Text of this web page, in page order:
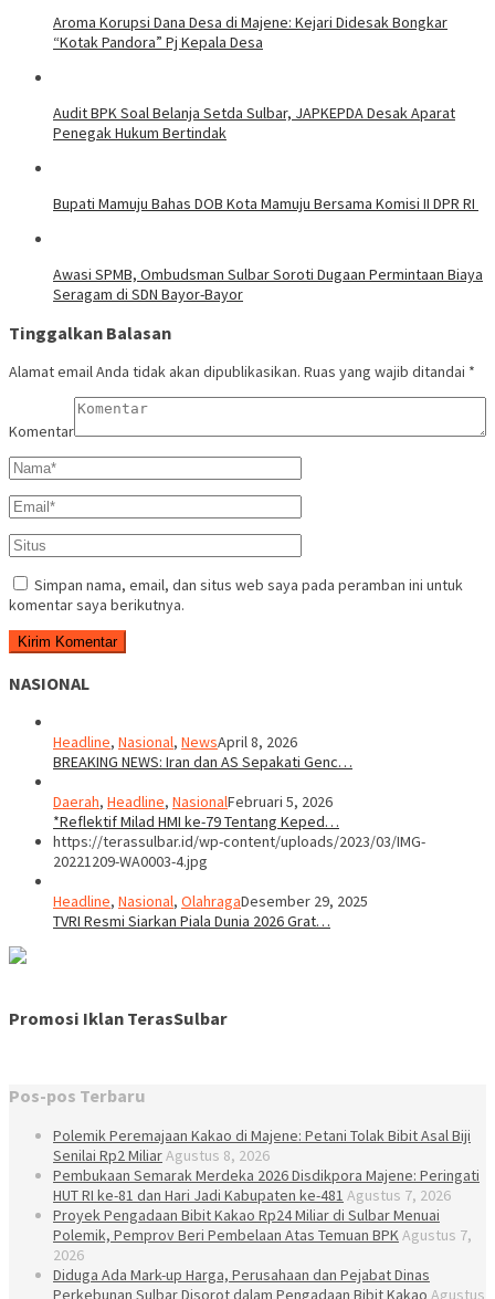
Aroma Korupsi Dana Desa di Majene: Kejari Didesak Bongkar
“Kotak Pandora” Pj Kepala Desa
Audit BPK Soal Belanja Setda Sulbar, JAPKEPDA Desak Aparat
Penegak Hukum Bertindak
Bupati Mamuju Bahas DOB Kota Mamuju Bersama Komisi II DPR RI
Awasi SPMB, Ombudsman Sulbar Soroti Dugaan Permintaan Biaya
Seragam di SDN Bayor-Bayor
Tinggalkan Balasan
Alamat email Anda tidak akan dipublikasikan. Ruas yang wajib ditandai *
Komentar
Simpan nama, email, dan situs web saya pada peramban ini untuk
komentar saya berikutnya.
NASIONAL
Headline, Nasional, NewsApril 8, 2026
BREAKING NEWS: Iran dan AS Sepakati Genc…
Daerah, Headline, NasionalFebruari 5, 2026
*Reflektif Milad HMI ke-79 Tentang Keped…
https://terassulbar.id/wp-content/uploads/2023/03/IMG-
20221209-WA0003-4.jpg
Headline, Nasional, OlahragaDesember 29, 2025
TVRI Resmi Siarkan Piala Dunia 2026 Grat…
Promosi Iklan TerasSulbar
Pos-pos Terbaru
Polemik Peremajaan Kakao di Majene: Petani Tolak Bibit Asal Biji
Senilai Rp2 MiliarAgustus 8, 2026
Pembukaan Semarak Merdeka 2026 Disdikpora Majene: Peringati
HUT RI ke-81 dan Hari Jadi Kabupaten ke-481 Agustus 7, 2026
Proyek Pengadaan Bibit Kakao Rp24 Miliar di Sulbar Menuai
Polemik, Pemprov Beri Pembelaan Atas Temuan BPKAgustus 7,
2026
Diduga Ada Mark-up Harga, Perusahaan dan Pejabat Dinas
Perkebunan Sulbar Disorot dalam Pengadaan Bibit Kakao Agustus